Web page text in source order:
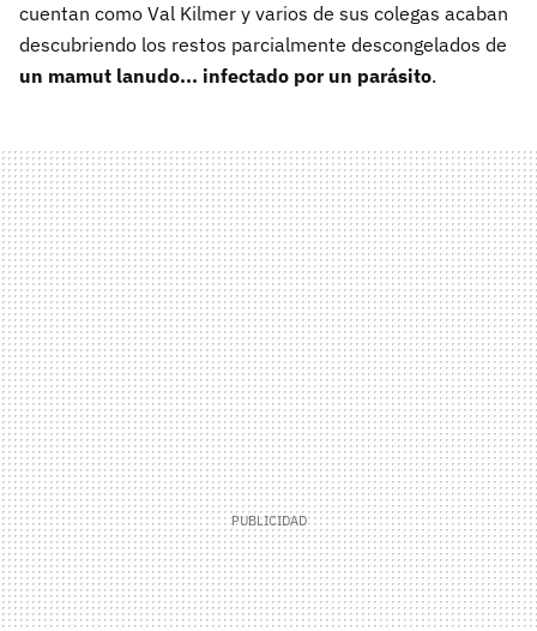
cuentan como Val Kilmer y varios de sus colegas acaban
descubriendo los restos parcialmente descongelados de
un mamut lanudo... infectado por un parásito.